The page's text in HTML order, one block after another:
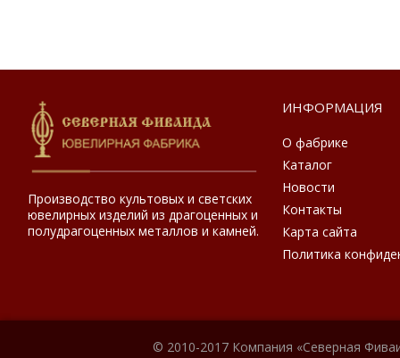
Производство культовых и светских
ювелирных изделий из драгоценных и
полудрагоценных металлов и камней.
ИНФОРМАЦИЯ
О фабрике
Каталог
Новости
Контакты
Карта сайта
Политика
© 2010-2017 Компания «Северная